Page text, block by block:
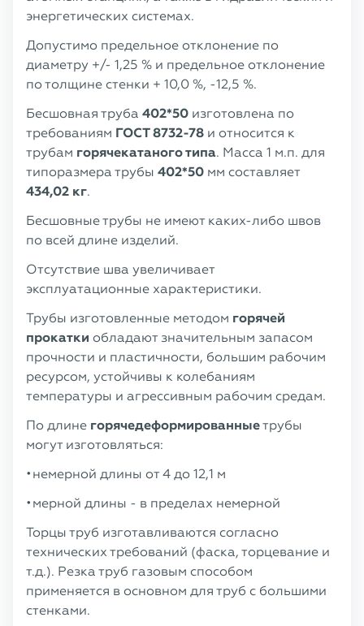
энергетических системах.
Допустимо предельное отклонение по
диаметру +/- 1,25 % и предельное отклонение
по толщине стенки + 10,0 %, -12,5 %.
Бесшовная труба 402*50 изготовлена по
требованиям ГОСТ 8732-78 и относится к
трубам горячекатаного типа. Масса 1 м.п. для
типоразмера трубы 402*50 мм составляет
434,02 кг.
Бесшовные трубы не имеют каких-либо швов
по всей длине изделий.
Отсутствие шва увеличивает
эксплуатационные характеристики.
Трубы изготовленные методом горячей
прокатки обладают значительным запасом
прочности и пластичности, большим рабочим
ресурсом, устойчивы к колебаниям
температуры и агрессивным рабочим средам.
По длине горячедеформированныетрубы
могут изготовляться:
немерной длины от 4 до 12,1 м
мерной длины - в пределах немерной
Торцы труб изготавливаются согласно
технических требований (фаска, торцевание и
т.д.). Резка труб газовым способом
применяется в основном для труб с большими
стенками.